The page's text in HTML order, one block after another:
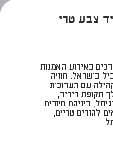
צבע טרי
באירוע האמנות
בישראל. חוויה
עם תערוכות
תקופת היריד,
ביניהם סיורים
מנשאים להורים טריים,